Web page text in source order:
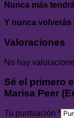
Nunca más
Y nunca
Valoraciones
No hay
Sé el primero
Marisa Peer
Tu puntuación *